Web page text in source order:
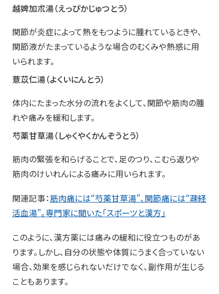
越婢加朮湯（えっぴかじゅつとう）
関節が炎症によって熱をもつように腫れているときや、
関節液がたまっているような場合のむくみや熱感に用
いられます。
薏苡仁湯（よくいにんとう）
体内にたまった水分の流れをよくして、関節や筋肉の腫
れや痛みを緩和します。
芍薬甘草湯（しゃくやくかんぞうとう）
筋肉の緊張を和らげることで、足のつり、こむら返りや
筋肉のけいれんによる痛みに用いられます。
関連記事：筋肉痛には“芍薬甘草湯”、関節痛には“疎経
活血湯”。専門家に聞いた「スポーツと漢方」
このように、漢方薬には痛みの緩和に役立つものがあ
ります。しかし、自分の状態や体質にうまく合っていない
場合、効果を感じられないだけでなく、副作用が生じる
こともあります。